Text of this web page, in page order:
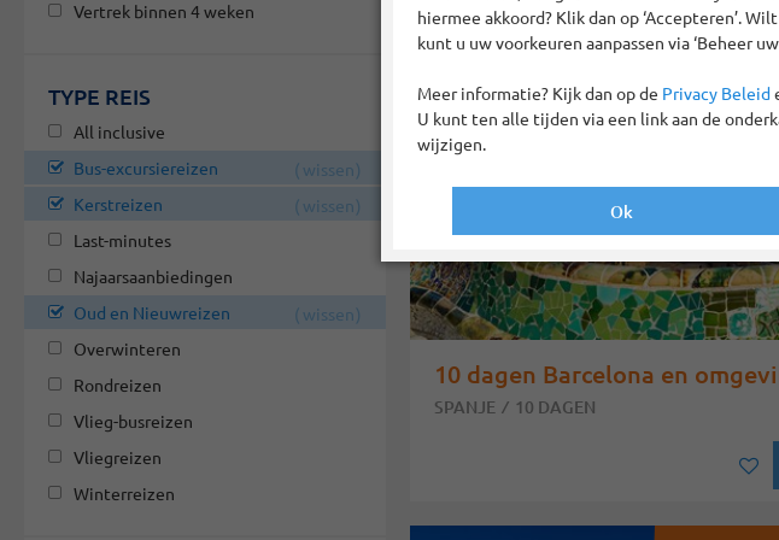
10 dagen Barcelona en
SPANJE 10 DAGEN
Vertrek binnen 4 weken
TYPE REIS
All inclusive
Bus-excursiereizen
wissen
Kerstreizen
wissen
Last-minutes
Najaarsaanbiedingen
Oud en Nieuwreizen
wissen
Overwinteren
Rondreizen
Vlieg-busreizen
Vliegreizen
Winterreizen
hiermee akkoord? Klik dan op ‘Accepteren’.
kunt u uw voorkeuren aanpassen via ‘Beheer
Meer informatie? Kijk dan op de Privacy Beleid
U kunt ten alle tijden via een link aan de
wijzigen.
Ok